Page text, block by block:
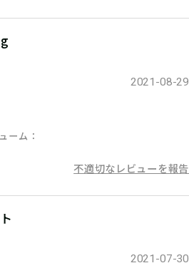
2021-08-29
ーム
不適切なレビューを報告
2021-07-30